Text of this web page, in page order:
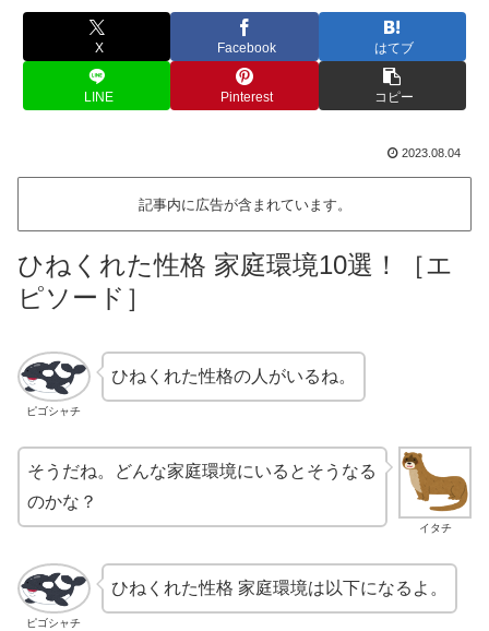
X Facebook はてブ
LINE Pinterest コピー
2023.08.04
記事内に広告が含まれています。
ひねくれた性格 家庭環境10選！［エ
ピソード］
ピゴシャチ
ひねくれた性格の人がいるね。
イタチ
そうだね。どんな家庭環境にいるとそうなる
のかな？
ピゴシャチ
ひねくれた性格 家庭環境は以下になるよ。